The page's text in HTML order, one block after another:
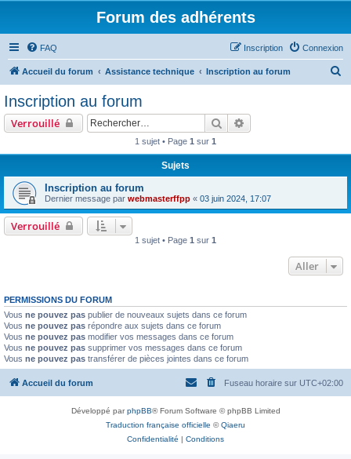
Forum des adhérents
FAQ Connexion
Inscription
Accueil du forum Assistance technique Inscription au forum
Inscription au forum
Verrouillé Rechercher
1 sujet • Page 1 sur 1
Sujets
Inscription au forum
Dernier message par webmasterffpp « 03 juin 2024, 17:07
Verrouillé
1 sujet • Page 1 sur 1
Aller
PERMISSIONS DU FORUM
Vous ne pouvez pas publier de nouveaux sujets dans ce forum
Vous ne pouvez pas répondre aux sujets dans ce forum
Vous ne pouvez pas modifier vos messages dans ce forum
Vous ne pouvez pas supprimer vos messages dans ce forum
Vous ne pouvez pas transférer de pièces jointes dans ce forum
Accueil du forum Fuseau horaire sur UTC+02:00
Développé parphpBB® Forum Software © phpBB Limited
Traduction française officielle ©Qiaeru
Confidentialité | Conditions